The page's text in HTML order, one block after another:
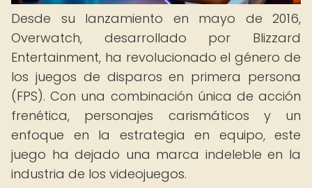
Desde su lanzamiento en mayo de 2016,
Overwatch, desarrollado por Blizzard
Entertainment, ha revolucionado el género de
los juegos de disparos en primera persona
(FPS). Con una combinación única de acción
frenética, personajes carismáticos y un
enfoque en la estrategia en equipo, este
juego ha dejado una marca indeleble en la
industria de los videojuegos.